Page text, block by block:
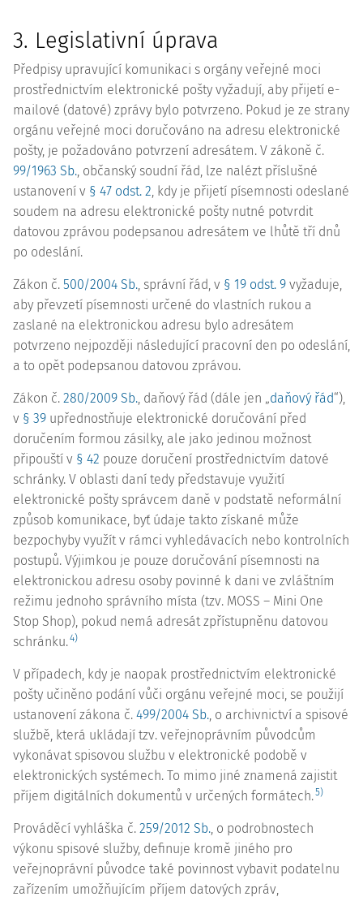
3. Legislativní úprava
Předpisy upravující komunikaci s orgány veřejné moci
prostřednictvím elektronické pošty vyžadují, aby přijetí e-
mailové (datové) zprávy bylo potvrzeno. Pokud je ze strany
orgánu veřejné moci doručováno na adresu elektronické
pošty, je požadováno potvrzení adresátem. V zákoně č.
99/1963 Sb., občanský soudní řád, lze nalézt příslušné
ustanovení v § 47 odst. 2, kdy je přijetí písemnosti odeslané
soudem na adresu elektronické pošty nutné potvrdit
datovou zprávou podepsanou adresátem ve lhůtě tří dnů
po odeslání.
Zákon č. 500/2004 Sb., správní řád, v § 19 odst. 9 vyžaduje,
aby převzetí písemnosti určené do vlastních rukou a
zaslané na elektronickou adresu bylo adresátem
potvrzeno nejpozději následující pracovní den po odeslání,
a to opět podepsanou datovou zprávou.
Zákon č. 280/2009 Sb., daňový řád (dále jen „daňový řád“),
v § 39 upřednostňuje elektronické doručování před
doručením formou zásilky, ale jako jedinou možnost
připouští v § 42 pouze doručení prostřednictvím datové
schránky. V oblasti daní tedy představuje využití
elektronické pošty správcem daně v podstatě neformální
způsob komunikace, byť údaje takto získané může
bezpochyby využít v rámci vyhledávacích nebo kontrolních
postupů. Výjimkou je pouze doručování písemnosti na
elektronickou adresu osoby povinné k dani ve zvláštním
režimu jednoho správního místa (tzv. MOSS – Mini One
Stop Shop), pokud nemá adresát zpřístupněnu datovou
schránku.4)
V případech, kdy je naopak prostřednictvím elektronické
pošty učiněno podání vůči orgánu veřejné moci, se použijí
ustanovení zákona č. 499/2004 Sb., o archivnictví a spisové
službě, která ukládají tzv. veřejnoprávním původcům
vykonávat spisovou službu v elektronické podobě v
elektronických systémech. To mimo jiné znamená zajistit
příjem digitálních dokumentů v určených formátech.5)
Prováděcí vyhláška č. 259/2012 Sb., o podrobnostech
výkonu spisové služby, definuje kromě jiného pro
veřejnoprávní původce také povinnost vybavit podatelnu
zařízením umožňujícím příjem datových zpráv,